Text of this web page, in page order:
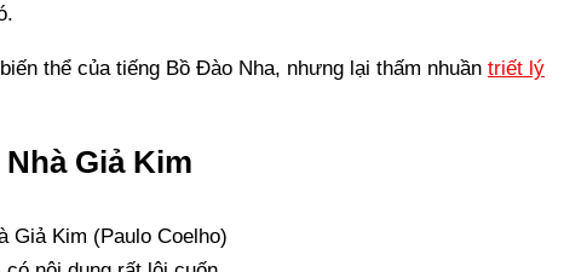
thể của tiếng Bồ Đào Nha, nhưng lại thấm nhuần triết lý
Giả Kim